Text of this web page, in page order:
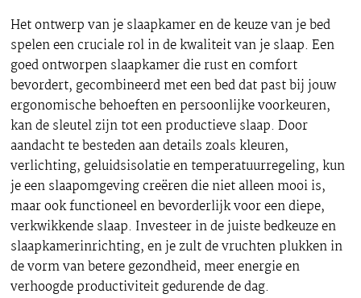
Het ontwerp van je slaapkamer en de keuze van je bed
spelen een cruciale rol in de kwaliteit van je slaap. Een
goed ontworpen slaapkamer die rust en comfort
bevordert, gecombineerd met een bed dat past bij jouw
ergonomische behoeften en persoonlijke voorkeuren,
kan de sleutel zijn tot een productieve slaap. Door
aandacht te besteden aan details zoals kleuren,
verlichting, geluidsisolatie en temperatuurregeling, kun
je een slaapomgeving creëren die niet alleen mooi is,
maar ook functioneel en bevorderlijk voor een diepe,
verkwikkende slaap. Investeer in de juiste bedkeuze en
slaapkamerinrichting, en je zult de vruchten plukken in
de vorm van betere gezondheid, meer energie en
verhoogde productiviteit gedurende de dag.